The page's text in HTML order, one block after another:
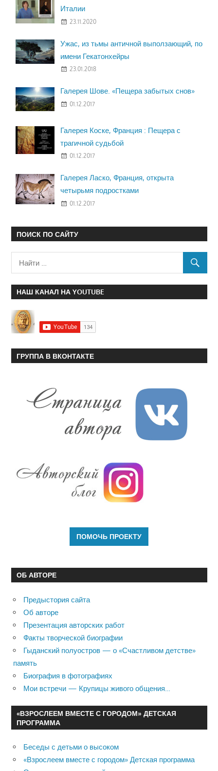
Италии
23.11.2020
Ужас, из тьмы античной выползающий, по
имени Гекатонхейры
23.01.2018
Галерея Шове. «Пещера забытых снов»
01.12.2017
Галерея Коске, Франция : Пещера с
трагичной судьбой
01.12.2017
Галерея Ласко, Франция, открыта
четырьмя подростками
01.12.2017
ПОИСК ПО САЙТУ
НАШ КАНАЛ НА YOUTUBE
ГРУППА В ВКОНТАКТЕ
ОБ АВТОРЕ
Предыстория сайта
Об авторе
Презентация авторских работ
Факты творческой биографии
Гыданский полуостров — о «Счастливом детстве»
память
Биография в фотографиях
Мои встречи — Крупицы живого общения…
«ВЗРОСЛЕЕМ ВМЕСТЕ С ГОРОДОМ» ДЕТСКАЯ
ПРОГРАММА
Беседы с детьми о высоком
«Взрослеем вместе с городом» Детская программа